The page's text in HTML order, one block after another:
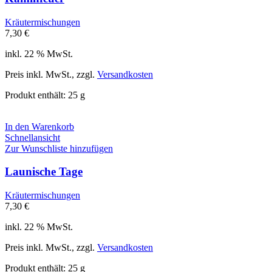
Kräutermischungen
7,30 €
inkl. 22 % MwSt.
Preis inkl. MwSt., zzgl. Versandkosten
Produkt enthält: 25 g
In den Warenkorb
Schnellansicht
Zur Wunschliste hinzufügen
Launische Tage
Kräutermischungen
7,30 €
inkl. 22 % MwSt.
Preis inkl. MwSt., zzgl. Versandkosten
Produkt enthält: 25 g